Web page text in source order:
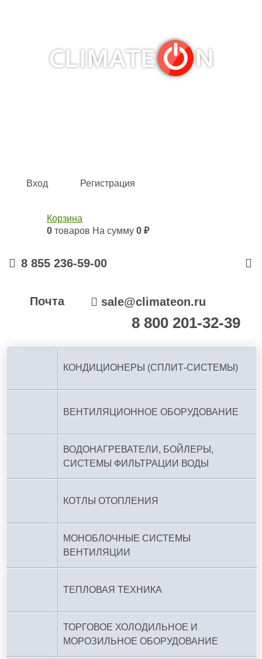
Вход Регистрация
Корзина
0 товаров На сумму 0 ₽
8 855 236-59-00
Почта sale@climateon.ru
8 800 201-32-39
КОНДИЦИОНЕРЫ (СПЛИТ-СИСТЕМЫ)
ВЕНТИЛЯЦИОННОЕ ОБОРУДОВАНИЕ
ВОДОНАГРЕВАТЕЛИ, БОЙЛЕРЫ,
СИСТЕМЫ ФИЛЬТРАЦИИ ВОДЫ
КОТЛЫ ОТОПЛЕНИЯ
МОНОБЛОЧНЫЕ СИСТЕМЫ
ВЕНТИЛЯЦИИ
ТЕПЛОВАЯ ТЕХНИКА
ТОРГОВОЕ ХОЛОДИЛЬНОЕ И
МОРОЗИЛЬНОЕ ОБОРУДОВАНИЕ